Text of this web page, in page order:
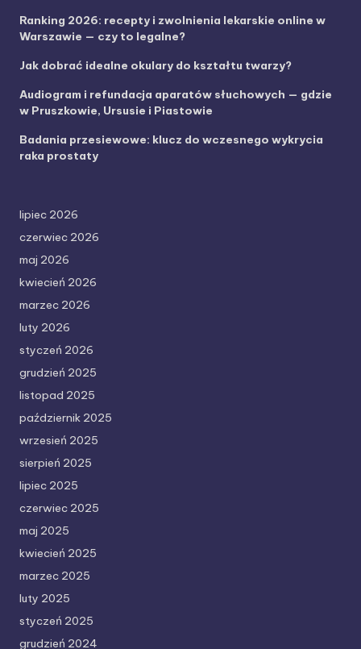
Ranking 2026: recepty i zwolnienia lekarskie online w
Warszawie — czy to legalne?
Jak dobrać idealne okulary do kształtu twarzy?
Audiogram i refundacja aparatów słuchowych — gdzie
w Pruszkowie, Ursusie i Piastowie
Badania przesiewowe: klucz do wczesnego wykrycia
raka prostaty
lipiec 2026
czerwiec 2026
maj 2026
kwiecień 2026
marzec 2026
luty 2026
styczeń 2026
grudzień 2025
listopad 2025
październik 2025
wrzesień 2025
sierpień 2025
lipiec 2025
czerwiec 2025
maj 2025
kwiecień 2025
marzec 2025
luty 2025
styczeń 2025
grudzień 2024